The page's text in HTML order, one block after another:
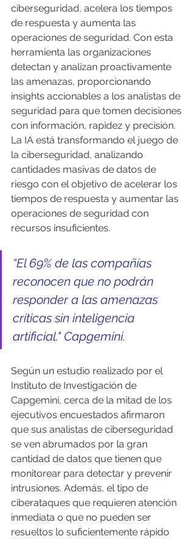
ciberseguridad, acelera los tiempos
de respuesta y aumenta las
operaciones de seguridad. Con esta
herramienta las organizaciones
detectan y analizan proactivamente
las amenazas, proporcionando
insights accionables a los analistas de
seguridad para que tomen decisiones
con información, rapidez y precisión.
La IA está transformando el juego de
la ciberseguridad, analizando
cantidades masivas de datos de
riesgo con el objetivo de acelerar los
tiempos de respuesta y aumentar las
operaciones de seguridad con
recursos insuficientes.
“El 69% de las compañías
reconocen que no podrán
responder a las amenazas
críticas sin inteligencia
artificial." Capgemini.
Según un estudio realizado por el
Instituto de Investigación de
Capgemini, cerca de la mitad de los
ejecutivos encuestados afirmaron
que sus analistas de ciberseguridad
se ven abrumados por la gran
cantidad de datos que tienen que
monitorear para detectar y prevenir
intrusiones. Además, el tipo de
ciberataques que requieren atención
inmediata o que no pueden ser
resueltos lo suficientemente rápido